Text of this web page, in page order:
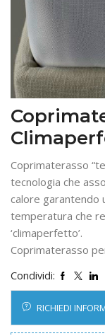
Coprimaterasso
tecnologia che
calore garantendo
temperatura che
‘climaperfetto’.‎
Coprimaterasso
Condividi:
RICHIEDI